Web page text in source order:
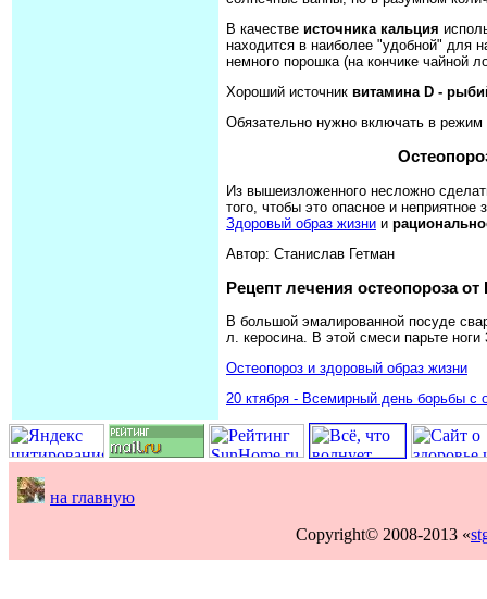
В качестве источника кальция
находится в наиболее "удобной" для
немного порошка (на кончике чайной
Хороший источник витамина D -
Обязательно нужно включать в
Из вышеизложенного несложно
того, чтобы это опасное и
Здоровый образ жизни и
Автор: Станислав Гетман
Рецепт лечения остеопороза от
В большой эмалированной посуде
л. керосина. В этой смеси парьте
Остеопороз и здоровый образ жизни
20 ктября - Всемирный день борьбы с
на главную
Copyright© 2008-2013 «